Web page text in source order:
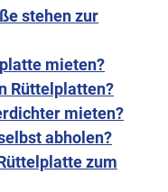
stehen zur
mieten?
Rüttelplatten?
mieten?
abholen?
zum